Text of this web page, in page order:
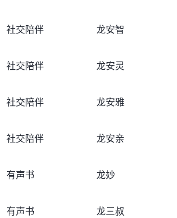
社交陪伴 龙安智
社交陪伴 龙安灵
社交陪伴 龙安雅
社交陪伴 龙安亲
有声书 龙妙
有声书 龙三叔